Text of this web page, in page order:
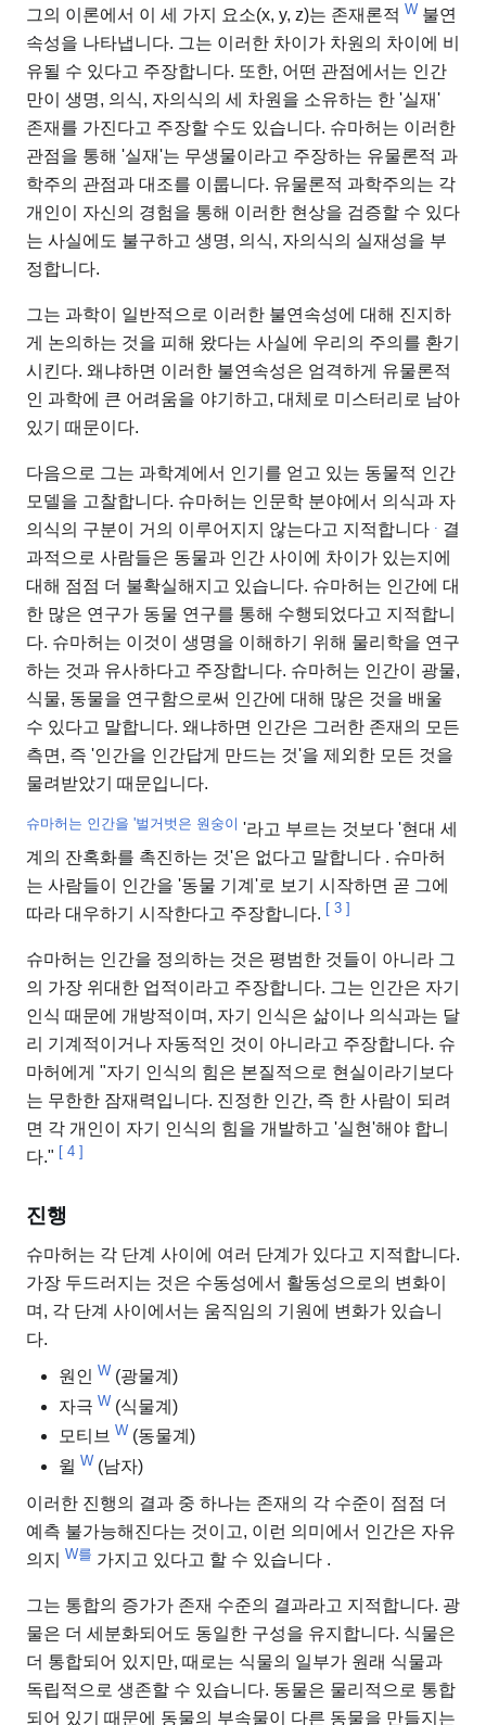
그의 이론에서 이 세 가지 요소(x, y, z)는 존재론적 W 불연
속성을 나타냅니다. 그는 이러한 차이가 차원의 차이에 비
유될 수 있다고 주장합니다. 또한, 어떤 관점에서는 인간
만이 생명, 의식, 자의식의 세 차원을 소유하는 한 '실재'
존재를 가진다고 주장할 수도 있습니다. 슈마허는 이러한
관점을 통해 '실재'는 무생물이라고 주장하는 유물론적 과
학주의 관점과 대조를 이룹니다. 유물론적 과학주의는 각
개인이 자신의 경험을 통해 이러한 현상을 검증할 수 있다
는 사실에도 불구하고 생명, 의식, 자의식의 실재성을 부
정합니다.
그는 과학이 일반적으로 이러한 불연속성에 대해 진지하
게 논의하는 것을 피해 왔다는 사실에 우리의 주의를 환기
시킨다. 왜냐하면 이러한 불연속성은 엄격하게 유물론적
인 과학에 큰 어려움을 야기하고, 대체로 미스터리로 남아
있기 때문이다.
다음으로 그는 과학계에서 인기를 얻고 있는 동물적 인간
모델을 고찰합니다. 슈마허는 인문학 분야에서 의식과 자
의식의 구분이 거의 이루어지지 않는다고 지적합니다 . 결
과적으로 사람들은 동물과 인간 사이에 차이가 있는지에
대해 점점 더 불확실해지고 있습니다. 슈마허는 인간에 대
한 많은 연구가 동물 연구를 통해 수행되었다고 지적합니
다. 슈마허는 이것이 생명을 이해하기 위해 물리학을 연구
하는 것과 유사하다고 주장합니다. 슈마허는 인간이 광물,
식물, 동물을 연구함으로써 인간에 대해 많은 것을 배울
수 있다고 말합니다. 왜냐하면 인간은 그러한 존재의 모든
측면, 즉 '인간을 인간답게 만드는 것'을 제외한 모든 것을
물려받았기 때문입니다.
슈마허는 인간을 '벌거벗은 원숭이 '라고 부르는 것보다 '현대 세
계의 잔혹화를 촉진하는 것'은 없다고 말합니다 . 슈마허
는 사람들이 인간을 '동물 기계'로 보기 시작하면 곧 그에
따라 대우하기 시작한다고 주장합니다. [ 3 ]
슈마허는 인간을 정의하는 것은 평범한 것들이 아니라 그
의 가장 위대한 업적이라고 주장합니다. 그는 인간은 자기
인식 때문에 개방적이며, 자기 인식은 삶이나 의식과는 달
리 기계적이거나 자동적인 것이 아니라고 주장합니다. 슈
마허에게 "자기 인식의 힘은 본질적으로 현실이라기보다
는 무한한 잠재력입니다. 진정한 인간, 즉 한 사람이 되려
면 각 개인이 자기 인식의 힘을 개발하고 '실현'해야 합니
다." [ 4 ]
진행
슈마허는 각 단계 사이에 여러 단계가 있다고 지적합니다.
가장 두드러지는 것은 수동성에서 활동성으로의 변화이
며, 각 단계 사이에서는 움직임의 기원에 변화가 있습니
다.
원인 W (광물계)
자극 W (식물계)
모티브 W (동물계)
윌 W (남자)
이러한 진행의 결과 중 하나는 존재의 각 수준이 점점 더
예측 불가능해진다는 것이고, 이런 의미에서 인간은 자유
의지 W를 가지고 있다고 할 수 있습니다 .
그는 통합의 증가가 존재 수준의 결과라고 지적합니다. 광
물은 더 세분화되어도 동일한 구성을 유지합니다. 식물은
더 통합되어 있지만, 때로는 식물의 일부가 원래 식물과
독립적으로 생존할 수 있습니다. 동물은 물리적으로 통합
되어 있기 때문에 동물의 부속물이 다른 동물을 만들지는